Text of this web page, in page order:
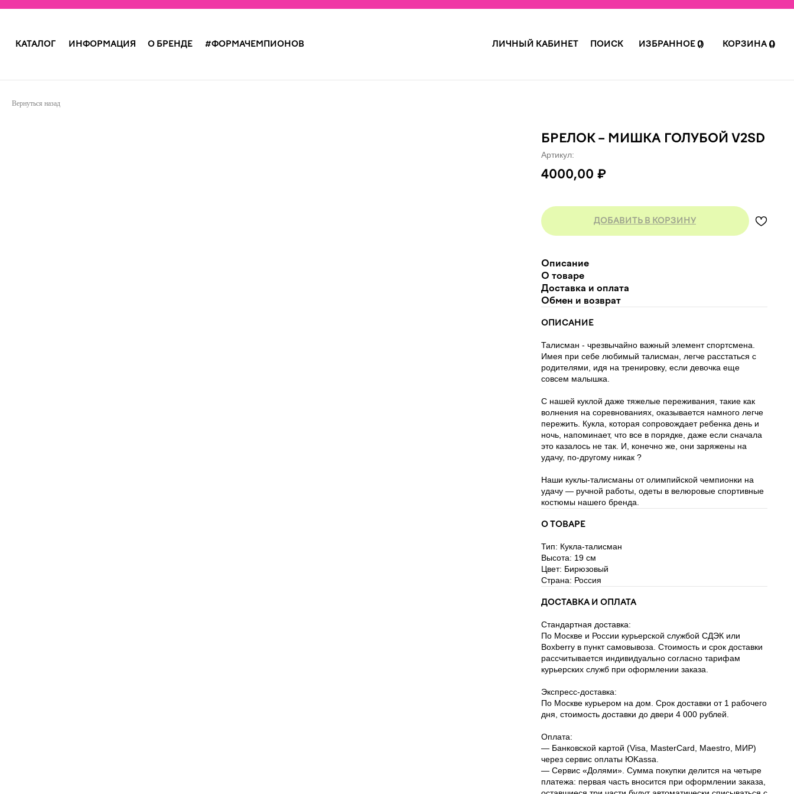
КАТАЛОГ ИНФОРМАЦИЯ О БРЕНДЕ #ФОРМАЧЕМПИОНОВ 0
КОРЗИНА (ㅤ)
0
ИЗБРАННОЕ (ㅤ)
ПОИСК
ЛИЧНЫЙ КАБИНЕТ
Вернуться назад
БРЕЛОК – МИШКА ГОЛУБОЙ V2SD
Артикул:
4000,00 ₽
ДОБАВИТЬ В КОРЗИНУ
Описание
О товаре
Доставка и оплата
Обмен и возврат
ОПИСАНИЕ
Талисман - чрезвычайно важный элемент спортсмена.
Имея при себе любимый талисман, легче расстаться с
родителями, идя на тренировку, если девочка еще
совсем малышка.
С нашей куклой даже тяжелые переживания, такие как
волнения на соревнованиях, оказывается намного легче
пережить. Кукла, которая сопровождает ребенка день и
ночь, напоминает, что все в порядке, даже если сначала
это казалось не так. И, конечно же, они заряжены на
удачу, по-другому никак ?
Наши куклы-талисманы от олимпийской чемпионки на
удачу — ручной работы, одеты в велюровые спортивные
костюмы нашего бренда.
О ТОВАРЕ
Тип: Кукла-талисман
Высота: 19 см
Цвет: Бирюзовый
Страна: Россия
ДОСТАВКА И ОПЛАТА
Стандартная доставка:
По Москве и России курьерской службой СДЭК или
Boxberry в пункт самовывоза. Стоимость и срок доставки
рассчитывается индивидуально согласно тарифам
курьерских служб при оформлении заказа.
Экспресс-доставка:
По Москве курьером на дом. Срок доставки от 1 рабочего
дня, стоимость доставки до двери 4 000 рублей.
Оплата:
— Банковской картой (Visa, MasterCard, Maestro, МИР)
через сервис оплаты ЮKassa.
— Сервис «Долями». Сумма покупки делится на четыре
платежа: первая часть вносится при оформлении заказа,